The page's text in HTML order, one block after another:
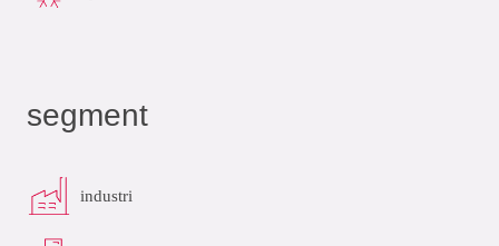
segment
industri